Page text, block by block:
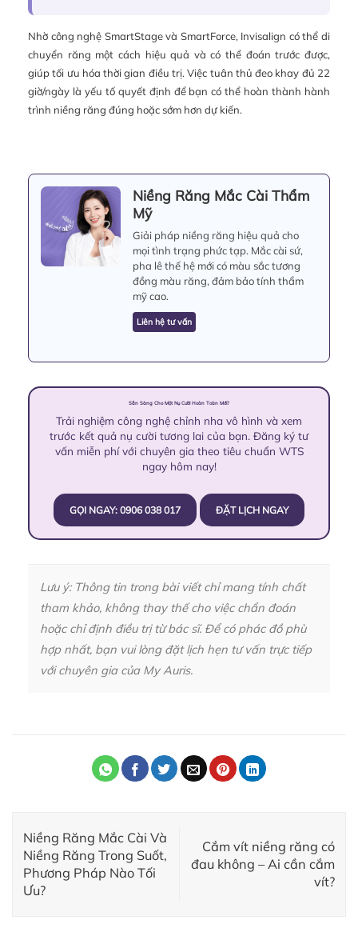
Nhờ công nghệ SmartStage và SmartForce, Invisalign có thể di
chuyển răng một cách hiệu quả và có thể đoán trước được,
giúp tối ưu hóa thời gian điều trị. Việc tuân thủ đeo khay đủ 22
giờ/ngày là yếu tố quyết định để bạn có thể hoàn thành hành
trình niềng răng đúng hoặc sớm hơn dự kiến.
Niềng Răng Mắc Cài Thẩm
Mỹ
Giải pháp niềng răng hiệu quả cho
mọi tình trạng phức tạp. Mắc cài sứ,
pha lê thế hệ mới có màu sắc tương
đồng màu răng, đảm bảo tính thẩm
mỹ cao.
Liên hệ tư vấn
Sẵn Sàng Cho Một Nụ Cười Hoàn Toàn Mới?
Trải nghiệm công nghệ chỉnh nha vô hình và xem
trước kết quả nụ cười tương lai của bạn. Đăng ký tư
vấn miễn phí với chuyên gia theo tiêu chuẩn WTS
ngay hôm nay!
GỌI NGAY: 0906 038 017 ĐẶT LỊCH NGAY
Lưu ý: Thông tin trong bài viết chỉ mang tính chất
tham khảo, không thay thế cho việc chẩn đoán
hoặc chỉ định điều trị từ bác sĩ. Để có phác đồ phù
hợp nhất, bạn vui lòng đặt lịch hẹn tư vấn trực tiếp
với chuyên gia của My Auris.
Niềng Răng Mắc Cài Và
Niềng Răng Trong Suốt,
Phương Pháp Nào Tối
Ưu?
Cắm vít niềng răng có
đau không – Ai cần cắm
vít?